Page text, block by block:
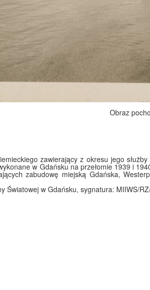
Obraz
zawierający z okresu jego
w Gdańsku na przełomie 1939 i
zabudowę miejską Gdańska,
Światowej w Gdańsku, sygnatura: MIIWS/